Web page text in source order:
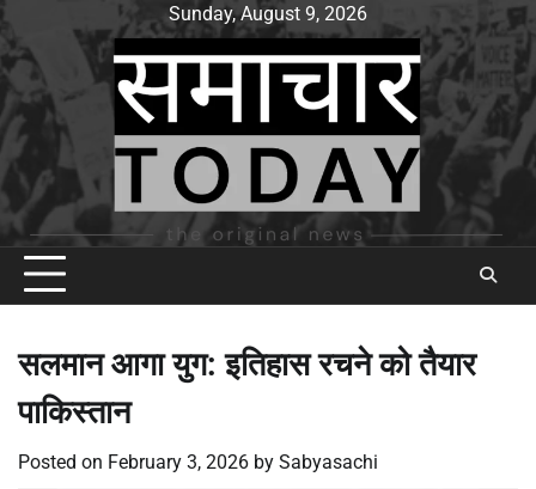
Skip
to
content
Sunday, August 9, 2026
सलमान आगा युग: इतिहास रचने को तैयार
पाकिस्तान
Posted on February 3, 2026 by Sabyasachi